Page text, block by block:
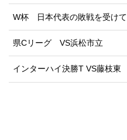
W杯 日本代表の敗戦を受けて
県Cリーグ VS浜松市立
インターハイ決勝T VS藤枝東